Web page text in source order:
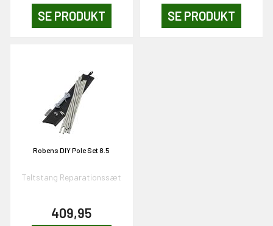
SE PRODUKT SE PRODUKT
Robens DIY Pole Set 8.5
Teltstang Reparationssæt
409,95